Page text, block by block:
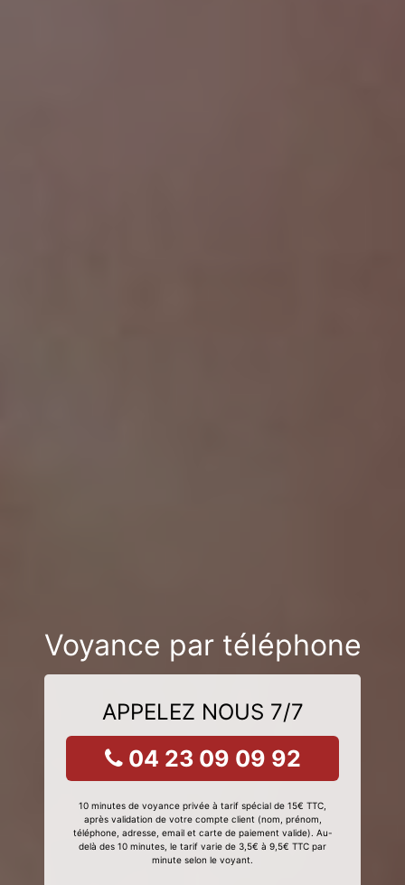
Voyance par téléphone
APPELEZ NOUS 7/7
04 23 09 09 92
10 minutes de voyance privée à tarif spécial de 15€ TTC,
après validation de votre compte client (nom, prénom,
téléphone, adresse, email et carte de paiement valide). Au-
delà des 10 minutes, le tarif varie de 3,5€ à 9,5€ TTC par
minute selon le voyant.